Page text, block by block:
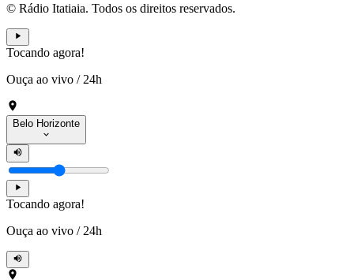
© Rádio Itatiaia. Todos os direitos reservados.
Tocando agora!
Ouça ao vivo / 24h
Belo Horizonte
Tocando agora!
Ouça ao vivo / 24h